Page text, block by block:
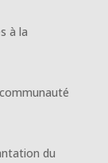
à la
du